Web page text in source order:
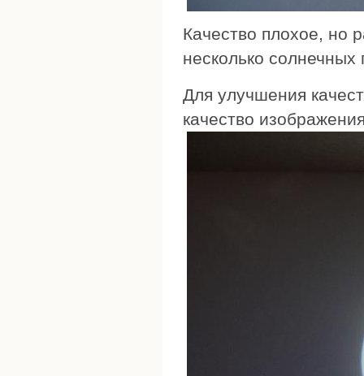
Качество плохое, но
несколько солнечных
Для улучшения
качество